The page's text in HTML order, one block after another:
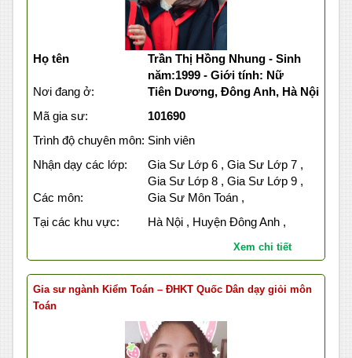
Họ tên
Trần Thị Hồng Nhung - Sinh
năm:1999 - Giới tính: Nữ
Nơi đang ở:
Tiên Dương, Đông Anh, Hà Nội
Mã gia sư:
101690
Trình độ chuyên môn: Sinh viên
Nhận dạy các lớp:
Gia Sư Lớp 6 , Gia Sư Lớp 7 ,
Gia Sư Lớp 8 , Gia Sư Lớp 9 ,
Các môn:
Gia Sư Môn Toán ,
Tại các khu vực:
Hà Nội , Huyện Đông Anh ,
Xem chi tiết
Gia sư ngành Kiểm Toán – ĐHKT Quốc Dân dạy giỏi môn
Toán